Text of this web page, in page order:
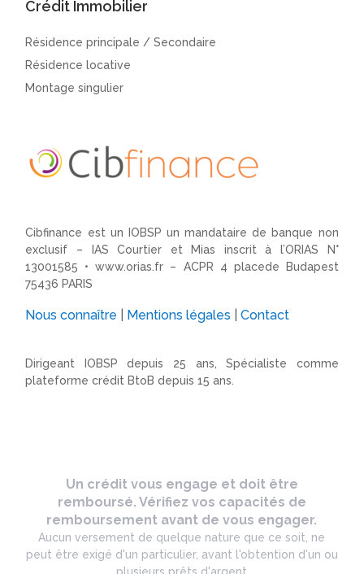
Crédit Immobilier
Résidence principale / Secondaire
Résidence locative
Montage singulier
Cibfinance est un IOBSP un mandataire de banque non
exclusif – IAS Courtier et Mias inscrit à l’ORIAS N°
13001585 •www.orias.fr – ACPR 4 placede Budapest
75436 PARIS
Nous connaître Mentions légales |Contact
Dirigeant IOBSP depuis 25 ans, Spécialiste comme
plateforme crédit BtoB depuis 15 ans.
Un crédit vous engage et doit être
remboursé. Vérifiez vos capacités de
remboursement avant de vous engager.
Aucun versement de quelque nature que ce soit, ne
peut être exigé d'un particulier, avant l'obtention d'un ou